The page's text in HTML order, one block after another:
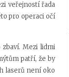
veřejností řada
pro operaci očí
Mezi lidmi
patří, že by
laserů není oko